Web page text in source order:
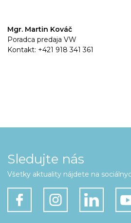
Mgr. Martin Kováč
Poradca predaja VW
Kontakt: +421 918 341 361
Sledujte nás
Všetky aktuality nájdete na